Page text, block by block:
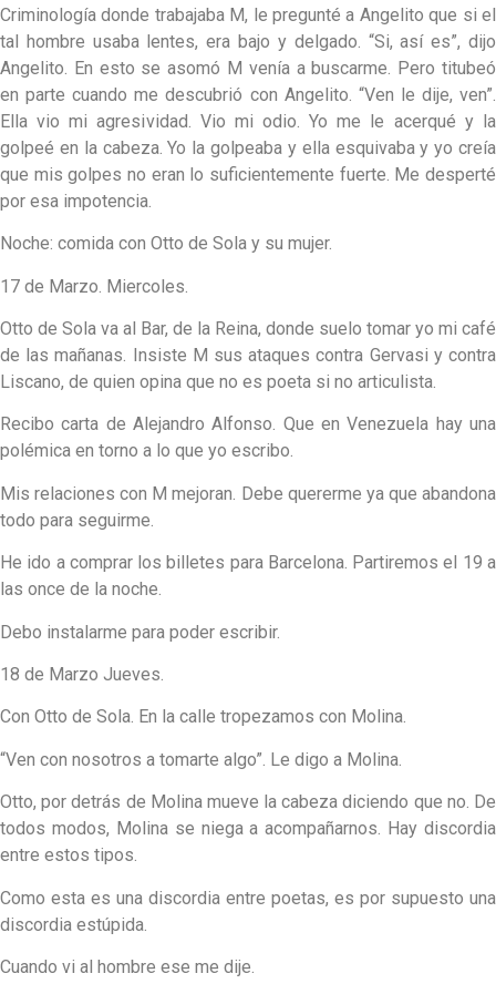
Criminología donde trabajaba M, le pregunté a Angelito que si el
tal hombre usaba lentes, era bajo y delgado. “Si, así es”, dijo
Angelito. En esto se asomó M venía a buscarme. Pero titubeó
en parte cuando me descubrió con Angelito. “Ven le dije, ven”.
Ella vio mi agresividad. Vio mi odio. Yo me le acerqué y la
golpeé en la cabeza. Yo la golpeaba y ella esquivaba y yo creía
que mis golpes no eran lo suficientemente fuerte. Me desperté
por esa impotencia.
Noche: comida con Otto de Sola y su mujer.
17 de Marzo. Miercoles.
Otto de Sola va al Bar, de la Reina, donde suelo tomar yo mi café
de las mañanas. Insiste M sus ataques contra Gervasi y contra
Liscano, de quien opina que no es poeta si no articulista.
Recibo carta de Alejandro Alfonso. Que en Venezuela hay una
polémica en torno a lo que yo escribo.
Mis relaciones con M mejoran. Debe quererme ya que abandona
todo para seguirme.
He ido a comprar los billetes para Barcelona. Partiremos el 19 a
las once de la noche.
Debo instalarme para poder escribir.
18 de Marzo Jueves.
Con Otto de Sola. En la calle tropezamos con Molina.
“Ven con nosotros a tomarte algo”. Le digo a Molina.
Otto, por detrás de Molina mueve la cabeza diciendo que no. De
todos modos, Molina se niega a acompañarnos. Hay discordia
entre estos tipos.
Como esta es una discordia entre poetas, es por supuesto una
discordia estúpida.
Cuando vi al hombre ese me dije.